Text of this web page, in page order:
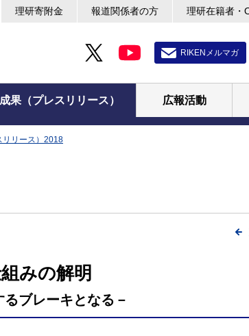
理研寄附金 報道関係者の方 理研在籍者・
RIKENメルマガ
果（プレスリリース） 広報活動
リリース）2018
みの解明
ブレーキとなる－